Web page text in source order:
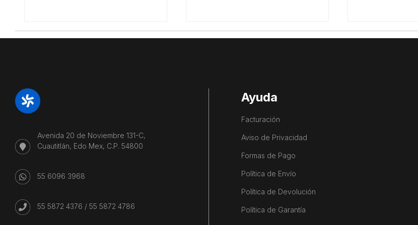
Avenida 20 de Noviembre 131-C,
Cuautitlán, Edo Mex, C.P. 54800
55 6096 3968
55 5872 4376 / 55 5872 4786
Ayuda
Facturación
Aviso de Privacidad
Formas de Pago
Política de Envío
Política de Devolución
Política de Garantía